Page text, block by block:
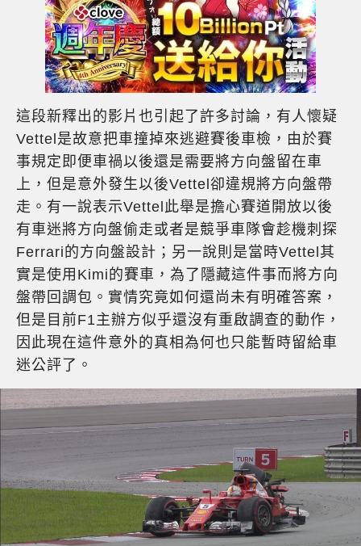
這段新釋出的影片也引起了許多討論，有人懷疑
Vettel是故意把車撞掉來逃避賽後車檢，由於賽
事規定即便車禍以後還是需要將方向盤留在車
上，但是意外發生以後Vettel卻違規將方向盤帶
走。有一說表示Vettel此舉是擔心賽道開放以後
有車迷將方向盤偷走或者是競爭車隊會趁機刺探
Ferrari的方向盤設計；另一說則是當時Vettel其
實是使用Kimi的賽車，為了隱藏這件事而將方向
盤帶回調包。實情究竟如何還尚未有明確答案，
但是目前F1主辦方似乎還沒有重啟調查的動作，
因此現在這件意外的真相為何也只能暫時留給車
迷公評了。